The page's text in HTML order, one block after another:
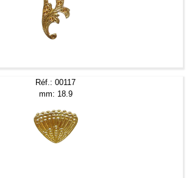
Réf.: 00117
mm: 18.9